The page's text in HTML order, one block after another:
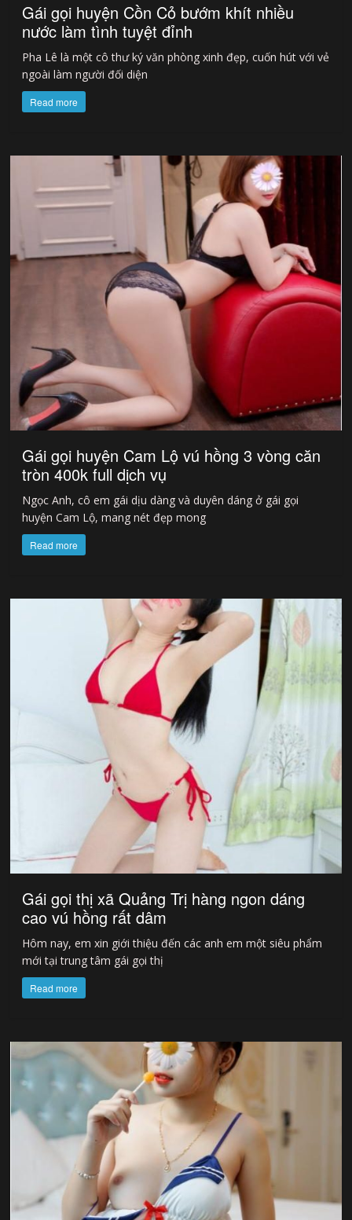
Gái gọi huyện Cồn Cỏ bướm khít nhiều
nước làm tình tuyệt đỉnh
Pha Lê là một cô thư ký văn phòng xinh đẹp, cuốn hút với vẻ
ngoài làm người đối diện
Read more
Gái gọi huyện Cam Lộ vú hồng 3 vòng căn
tròn 400k full dịch vụ
Ngọc Anh, cô em gái dịu dàng và duyên dáng ở gái gọi
huyện Cam Lộ, mang nét đẹp mong
Read more
Gái gọi thị xã Quảng Trị hàng ngon dáng
cao vú hồng rất dâm
Hôm nay, em xin giới thiệu đến các anh em một siêu phẩm
mới tại trung tâm gái gọi thị
Read more